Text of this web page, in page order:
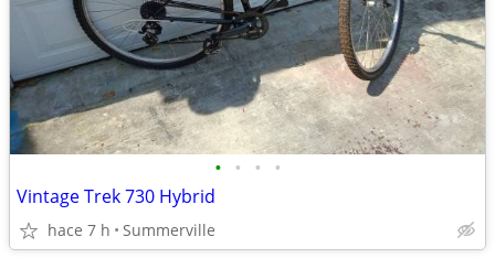
• • • •
Vintage Trek 730 Hybrid
hace 7 h Summerville